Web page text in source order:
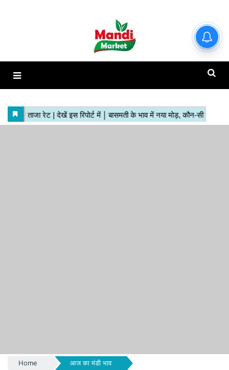
Home आज का मंडी भाव
हाजिर मंडियों के ताजा रेट | देखें इस
रिपोर्ट में